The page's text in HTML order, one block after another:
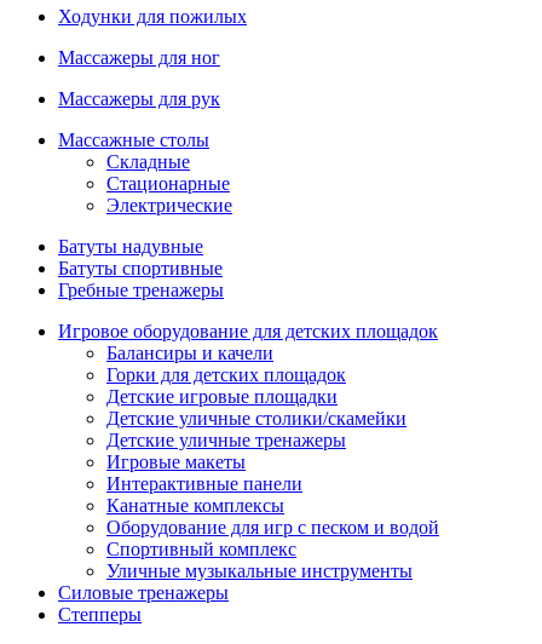
Ходунки для пожилых
Массажеры для ног
Массажеры для рук
Массажные столы
Складные
Стационарные
Электрические
Батуты надувные
Батуты спортивные
Гребные тренажеры
Игровое оборудование для детских площадок
Балансиры и качели
Горки для детских площадок
Детские игровые площадки
Детские уличные столики/скамейки
Детские уличные тренажеры
Игровые макеты
Интерактивные панели
Канатные комплексы
Оборудование для игр с песком и водой
Спортивный комплекс
Уличные музыкальные инструменты
Силовые тренажеры
Степперы